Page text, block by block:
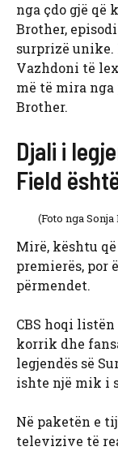
nga çdo gjë që
Brother,
surprizë unike.
Vazhdoni të
më të mira
Brother.
Djali i
Field
(Foto nga
Mirë, kështu
premierës, por
përmendet.
CBS hoqi
korrik dhe
legjendës së
ishte një mik i
Në paketën e
televizive të